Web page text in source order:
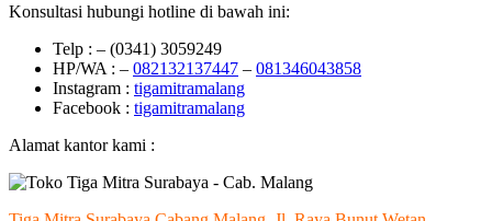
Konsultasi hubungi hotline di bawah ini:
Telp : – (0341) 3059249
HP/WA : – 082132137447 – 081346043858
Instagram : tigamitramalang
Facebook : tigamitramalang
Alamat kantor kami :